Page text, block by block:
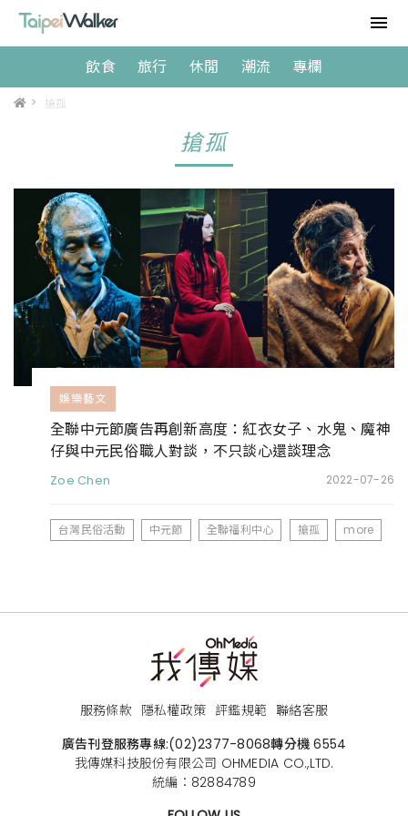
飲食 旅行 休閒 潮流 專欄
> 搶孤
搶孤
娛樂藝文
全聯中元節廣告再創新高度：紅衣女子、水鬼、魔神
仔與中元民俗職人對談，不只談心還談理念
Zoe Chen 2022-07-26
台灣民俗活動 中元節 全聯福利中心 搶孤 more
服務條款 隱私權政策 評鑑規範 聯絡客服
廣告刊登服務專線:(02)2377-8068轉分機 6554
我傳媒科技股份有限公司 OHMEDIA CO.,LTD.
統編：82884789